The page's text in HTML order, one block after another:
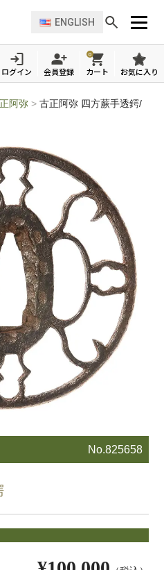
ENGLISH
ログイン 会員登録
0
カート お気に入り
正阿弥 >古正阿弥 四方蕨手透鍔/
No.825658